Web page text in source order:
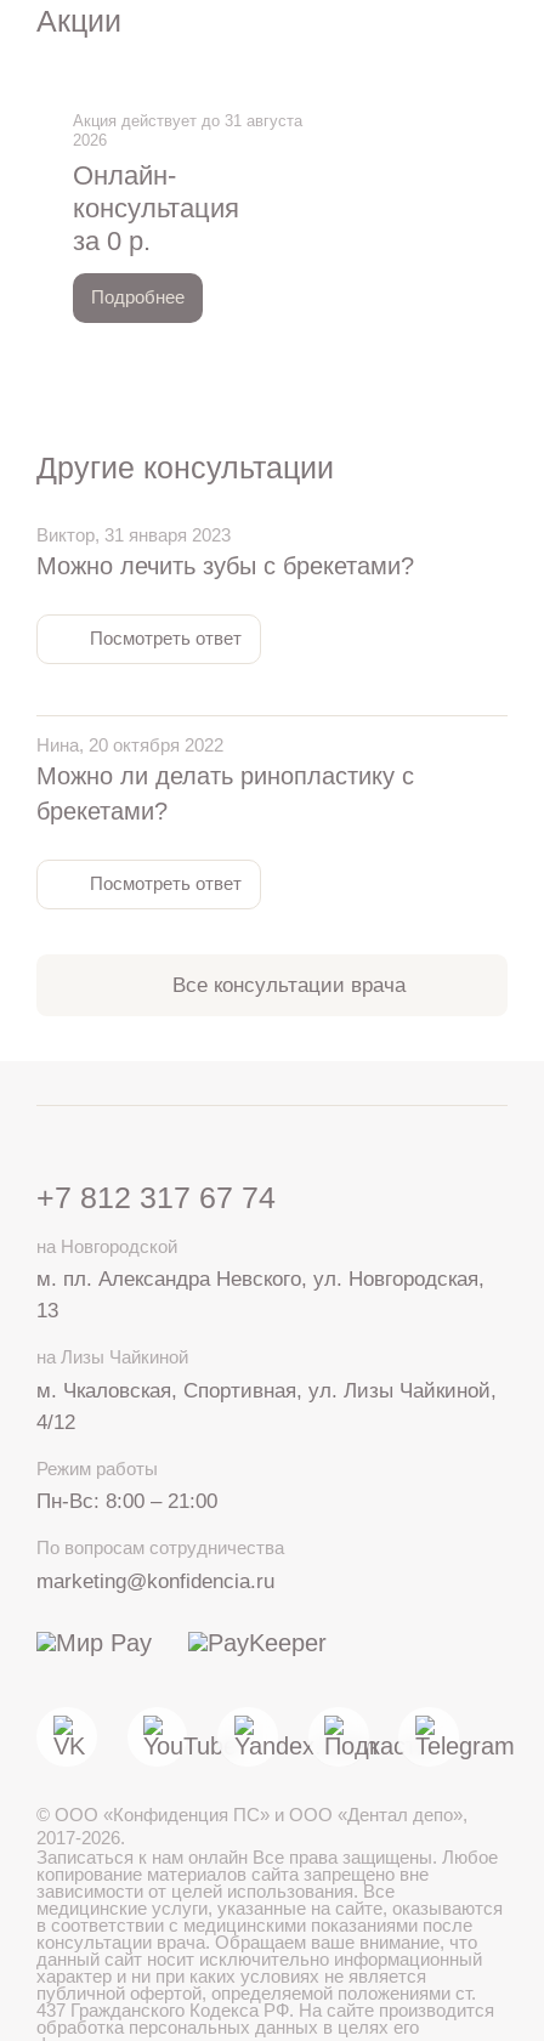
Акции
Акция действует до 31 августа
2026
Онлайн-
консультация
за 0 р.
Подробнее
Другие консультации
Виктор, 31 января 2023
Можно лечить зубы с брекетами?
Посмотреть ответ
Нина, 20 октября 2022
Можно ли делать ринопластику с
брекетами?
Посмотреть ответ
Все консультации врача
+7 812 317 67 74
на Новгородской
м. пл. Александра Невского, ул. Новгородская,
13
на Лизы Чайкиной
м. Чкаловская, Спортивная, ул. Лизы Чайкиной,
4/12
Режим работы
Пн-Вс: 8:00 – 21:00
По вопросам сотрудничества
marketing@konfidencia.ru
© ООО «Конфиденция ПС» и ООО «Дентал депо»,
2017-2026.
Записаться к нам онлайн Все права защищены. Любое
копирование материалов сайта запрещено вне
зависимости от целей использования. Все
медицинские услуги, указанные на сайте, оказываются
в соответствии с медицинскими показаниями после
консультации врача. Обращаем ваше внимание, что
данный сайт носит исключительно информационный
характер и ни при каких условиях не является
публичной офертой, определяемой положениями ст.
437 Гражданского Кодекса РФ. На сайте производится
обработка персональных данных в целях его
с 8:00 до 21:00
МАКС
Telegram
Записаться онлайн
Онлайн консультация